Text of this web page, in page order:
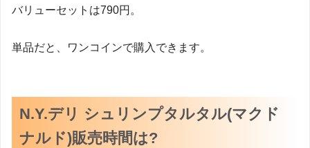
バリューセットは790円。
単品だと、ワンコインで購入できます。
N.Y.デリ シュリンプタルタル(マクド
ナルド)販売時間は?